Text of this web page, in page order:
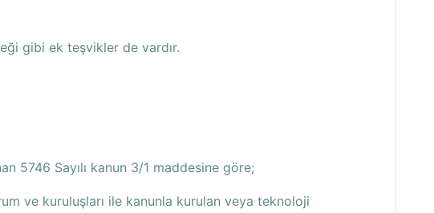
gibi ek teşvikler de vardır.
5746 Sayılı kanun 3/1 maddesine göre;
ve kuruluşları ile kanunla kurulan veya teknoloji